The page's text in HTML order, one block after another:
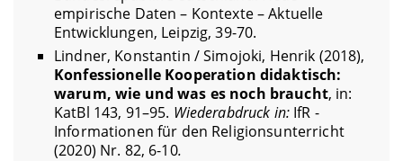
empirische Daten – Kontexte – Aktuelle
Entwicklungen, Leipzig, 39-70.
Lindner, Konstantin / Simojoki, Henrik (2018),
Konfessionelle Kooperation didaktisch:
warum, wie und was es noch braucht, in:
KatBl 143, 91–95. Wiederabdruck in: IfR -
Informationen für den Religionsunterricht
(2020) Nr. 82, 6-10.